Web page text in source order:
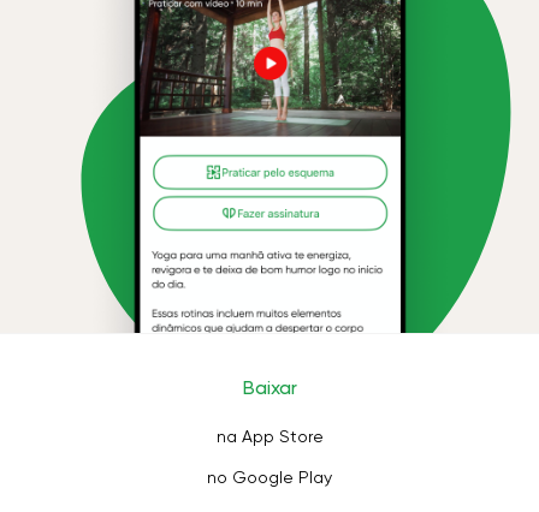
Baixar
na App Store
no Google Play